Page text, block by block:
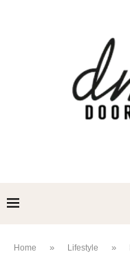
Home » Lifestyle »